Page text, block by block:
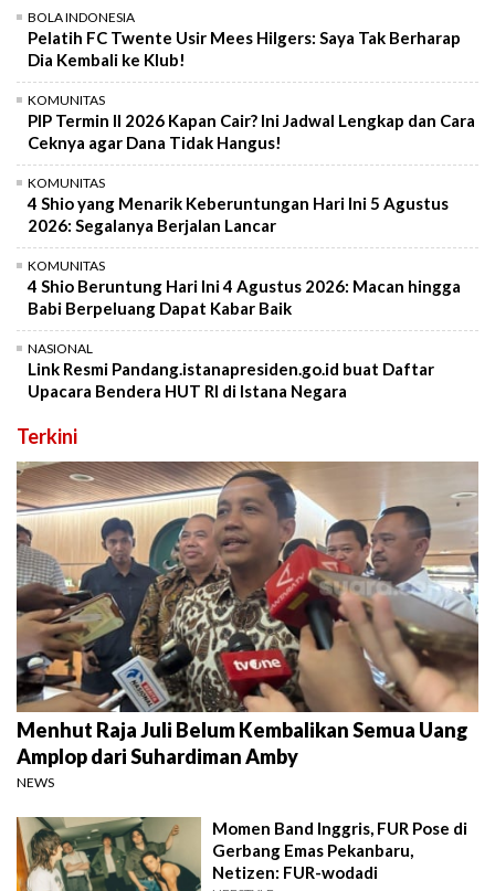
BOLA INDONESIA
Pelatih FC Twente Usir Mees Hilgers: Saya Tak Berharap
Dia Kembali ke Klub!
KOMUNITAS
PIP Termin II 2026 Kapan Cair? Ini Jadwal Lengkap dan Cara
Ceknya agar Dana Tidak Hangus!
KOMUNITAS
4 Shio yang Menarik Keberuntungan Hari Ini 5 Agustus
2026: Segalanya Berjalan Lancar
KOMUNITAS
4 Shio Beruntung Hari Ini 4 Agustus 2026: Macan hingga
Babi Berpeluang Dapat Kabar Baik
NASIONAL
Link Resmi Pandang.istanapresiden.go.id buat Daftar
Upacara Bendera HUT RI di Istana Negara
Terkini
Menhut Raja Juli Belum Kembalikan Semua Uang
Amplop dari Suhardiman Amby
NEWS
Momen Band Inggris, FUR Pose di
Gerbang Emas Pekanbaru,
Netizen: FUR-wodadi